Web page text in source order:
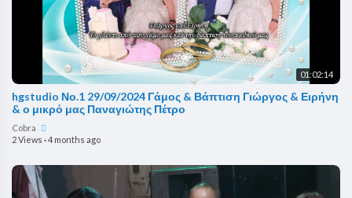
01:02:14
hgstudio Νο.1 29/09/2024 Γάμος & Βάπτιση Γιώργος & Ειρήνη
& ο μικρό μας Παναγιώτης Πέτρο
Cobra
2 Views ·4 months ago